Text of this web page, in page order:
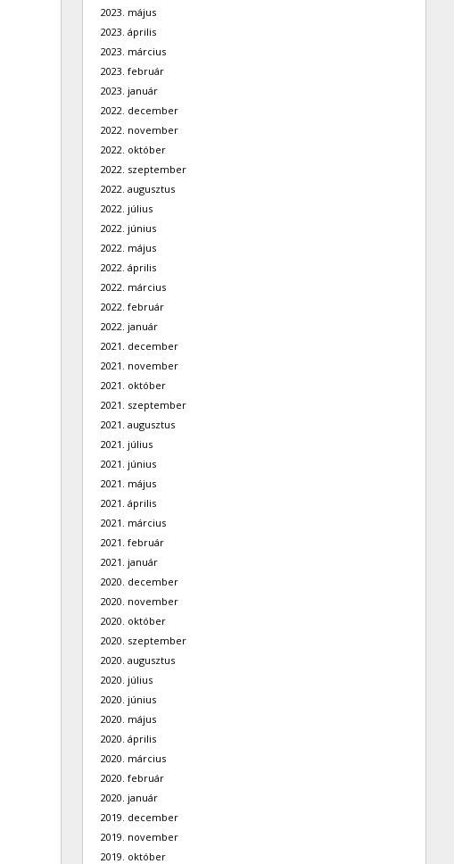
2023. május
2023. április
2023. március
2023. február
2023. január
2022. december
2022. november
2022. október
2022. szeptember
2022. augusztus
2022. július
2022. június
2022. május
2022. április
2022. március
2022. február
2022. január
2021. december
2021. november
2021. október
2021. szeptember
2021. augusztus
2021. július
2021. június
2021. május
2021. április
2021. március
2021. február
2021. január
2020. december
2020. november
2020. október
2020. szeptember
2020. augusztus
2020. július
2020. június
2020. május
2020. április
2020. március
2020. február
2020. január
2019. december
2019. november
2019. október